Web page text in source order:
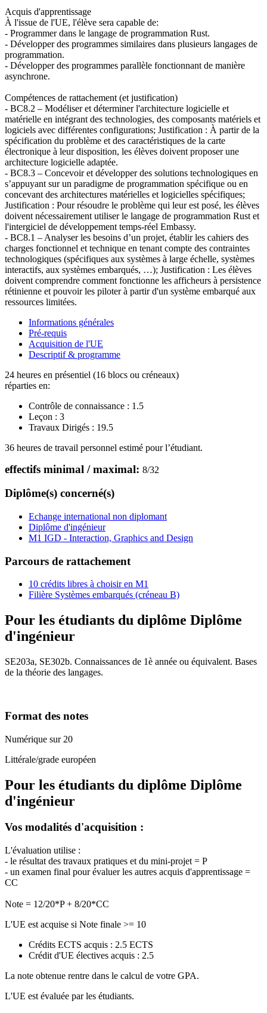
Acquis d'apprentissage
À l'issue de l'UE, l'élève sera capable de:
- Programmer dans le langage de programmation Rust.
- Développer des programmes similaires dans plusieurs langages de
programmation.
- Développer des programmes parallèle fonctionnant de manière
asynchrone.
Compétences de rattachement (et justification)
- BC8.2 – Modéliser et déterminer l'architecture logicielle et
matérielle en intégrant des technologies, des composants matériels et
logiciels avec différentes configurations; Justification : À partir de la
spécification du problème et des caractéristiques de la carte
électronique à leur disposition, les élèves doivent proposer une
architecture logicielle adaptée.
- BC8.3 – Concevoir et développer des solutions technologiques en
s’appuyant sur un paradigme de programmation spécifique ou en
concevant des architectures matérielles et logicielles spécifiques;
Justification : Pour résoudre le problème qui leur est posé, les élèves
doivent nécessairement utiliser le langage de programmation Rust et
l'intergiciel de développement temps-réel Embassy.
- BC8.1 – Analyser les besoins d’un projet, établir les cahiers des
charges fonctionnel et technique en tenant compte des contraintes
technologiques (spécifiques aux systèmes à large échelle, systèmes
interactifs, aux systèmes embarqués, …); Justification : Les élèves
doivent comprendre comment fonctionne les afficheurs à persistence
rétinienne et pouvoir les piloter à partir d'un système embarqué aux
ressources limitées.
Informations générales
Pré-requis
Acquisition de l'UE
Descriptif & programme
24 heures en présentiel (16 blocs ou créneaux)
réparties en:
Contrôle de connaissance : 1.5
Leçon : 3
Travaux Dirigés : 19.5
36 heures de travail personnel estimé pour l’étudiant.
effectifs minimal / maximal: 8/32
Diplôme(s) concerné(s)
Echange international non diplomant
Diplôme d'ingénieur
M1 IGD - Interaction, Graphics and Design
Parcours de rattachement
10 crédits libres à choisir en M1
Filière Systèmes embarqués (créneau B)
Pour les étudiants du diplôme Diplôme
d'ingénieur
SE203a, SE302b. Connaissances de 1è année ou équivalent. Bases
de la théorie des langages.
Format des notes
Numérique sur 20
Littérale/grade européen
Pour les étudiants du diplôme Diplôme
d'ingénieur
Vos modalités d'acquisition :
L'évaluation utilise :
- le résultat des travaux pratiques et du mini-projet = P
- un examen final pour évaluer les autres acquis d'apprentissage =
CC
Note = 12/20*P + 8/20*CC
L'UE est acquise si Note finale >= 10
Crédits ECTS acquis : 2.5 ECTS
Crédit d'UE électives acquis : 2.5
La note obtenue rentre dans le calcul de votre GPA.
L'UE est évaluée par les étudiants.